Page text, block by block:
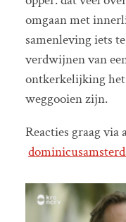
omgaan met
samenleving iets
verdwijnen van
ontkerkelijking
weggooien zijn.
Reacties graag via